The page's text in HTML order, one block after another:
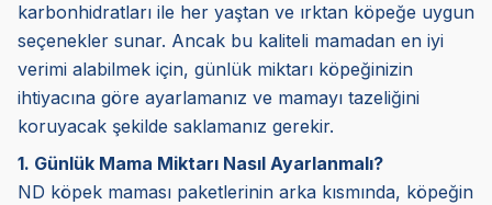
karbonhidratları ile her yaştan ve ırktan köpeğe uygun
seçenekler sunar. Ancak bu kaliteli mamadan en iyi
verimi alabilmek için, günlük miktarı köpeğinizin
ihtiyacına göre ayarlamanız ve mamayı tazeliğini
koruyacak şekilde saklamanız gerekir.
1. Günlük Mama Miktarı Nasıl Ayarlanmalı?
ND köpek maması paketlerinin arka kısmında, köpeğin